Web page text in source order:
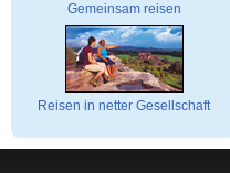
Gemeinsam reisen
Reisen in netter Gesellschaft